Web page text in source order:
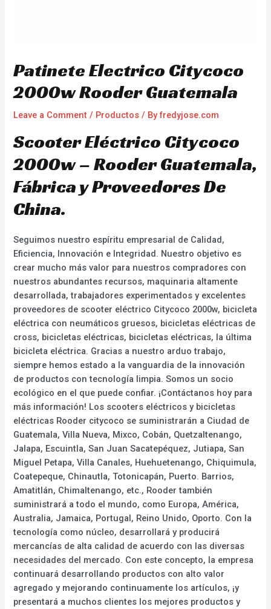
Patinete Electrico Citycoco
2000w Rooder Guatemala
Leave a Comment / Productos / Byfredyjose.com
Scooter Eléctrico Citycoco
2000w – Rooder Guatemala,
Fábrica y Proveedores De
China.
Seguimos nuestro espíritu empresarial de Calidad,
Eficiencia, Innovación e Integridad. Nuestro objetivo es
crear mucho más valor para nuestros compradores con
nuestros abundantes recursos, maquinaria altamente
desarrollada, trabajadores experimentados y excelentes
proveedores de scooter eléctrico Citycoco 2000w, bicicleta
eléctrica con neumáticos gruesos, bicicletas eléctricas de
cross, bicicletas eléctricas, bicicletas eléctricas, la última
bicicleta eléctrica. Gracias a nuestro arduo trabajo,
siempre hemos estado a la vanguardia de la innovación
de productos con tecnología limpia. Somos un socio
ecológico en el que puede confiar. ¡Contáctanos hoy para
más información! Los scooters eléctricos y bicicletas
eléctricas Rooder citycoco se suministrarán a Ciudad de
Guatemala, Villa Nueva, Mixco, Cobán, Quetzaltenango,
Jalapa, Escuintla, San Juan Sacatepéquez, Jutiapa, San
Miguel Petapa, Villa Canales, Huehuetenango, Chiquimula,
Coatepeque, Chinautla, Totonicapán, Puerto. Barrios,
Amatitlán, Chimaltenango, etc., Rooder también
suministrará a todo el mundo, como Europa, América,
Australia, Jamaica, Portugal, Reino Unido, Oporto. Con la
tecnología como núcleo, desarrollará y producirá
mercancías de alta calidad de acuerdo con las diversas
necesidades del mercado. Con este concepto, la empresa
continuará desarrollando productos con alto valor
agregado y mejorando continuamente los artículos, ¡y
presentará a muchos clientes los mejores productos y